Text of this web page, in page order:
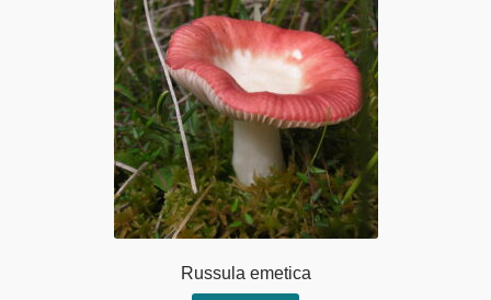
Russula emetica